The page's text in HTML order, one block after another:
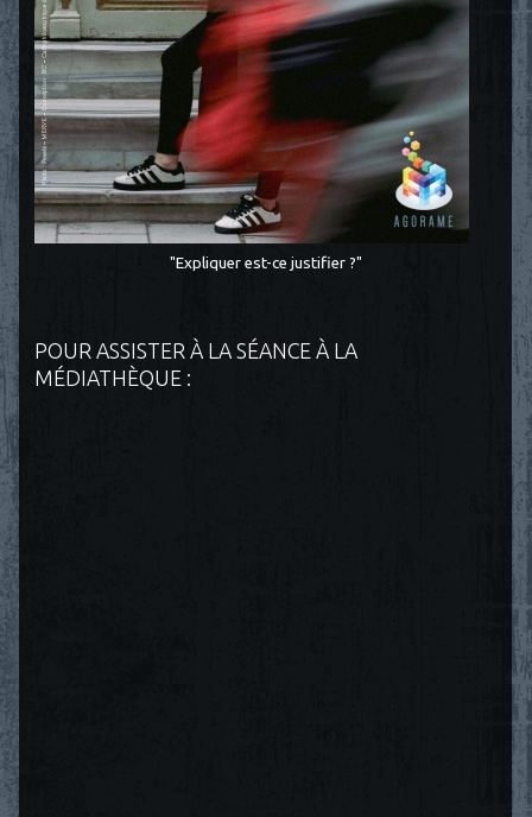
"Expliquer est-ce justifier ?"
POUR ASSISTER À LA SÉANCE À LA
MÉDIATHÈQUE :